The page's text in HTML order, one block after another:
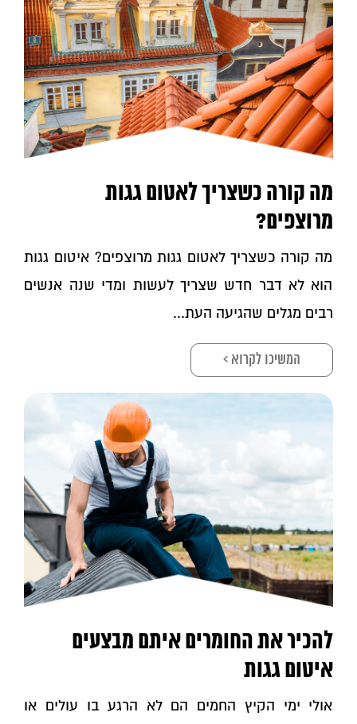
מה קורה כשצריך לאטום גגות
מרוצפים?
מה קורה כשצריך לאטום גגות מרוצפים? איטום גגות
הוא לא דבר חדש שצריך לעשות ומדי שנה אנשים
רבים מגלים שהגיעה העת...
המשיכו לקרוא >
להכיר את החומרים איתם מבצעים
איטום גגות
אולי ימי הקיץ החמים הם לא הרגע בו עולים או